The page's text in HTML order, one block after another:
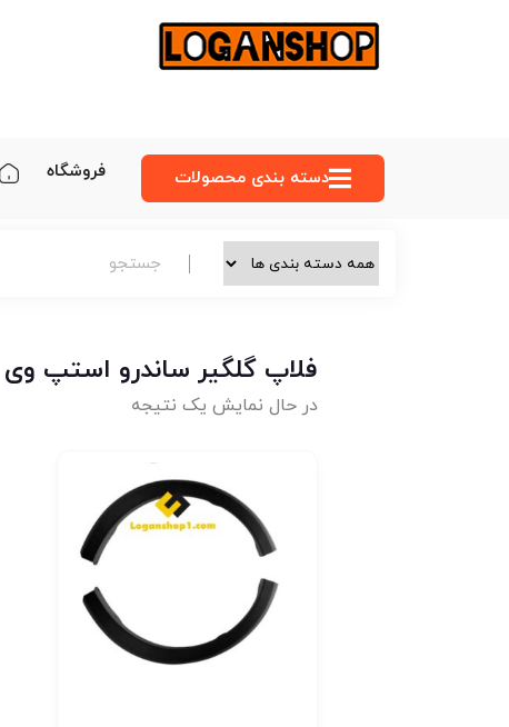
دسته‌ بندی محصولات فروشگاه
فلاپ گلگیر ساندرو استپ وی
در حال نمایش یک نتیجه